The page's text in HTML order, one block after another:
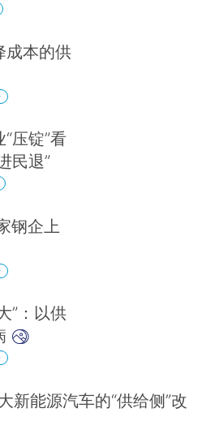
成本的供
压锭”看
民退”
钢企上
”：以供
新能源汽车的“供给侧”改